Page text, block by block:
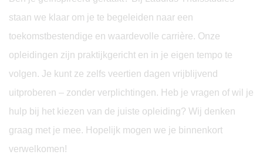
staan we klaar om je te begeleiden naar een
toekomstbestendige en waardevolle carrière. Onze
opleidingen zijn praktijkgericht en in je eigen tempo te
volgen. Je kunt ze zelfs veertien dagen vrijblijvend
uitproberen – zonder verplichtingen. Heb je vragen of wil je
hulp bij het kiezen van de juiste opleiding? Wij denken
graag met je mee. Hopelijk mogen we je binnenkort
verwelkomen!